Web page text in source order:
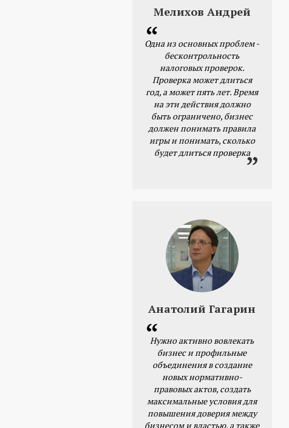
Мелихов Андрей
Одна из основных проблем -
бесконтрольность
налоговых проверок.
Проверка может длиться
год, а может пять лет. Время
на эти действия должно
быть ограничено, бизнес
должен понимать правила
игры и понимать, сколько
будет длиться проверка
Анатолий Гагарин
Нужно активно вовлекать
бизнес и профильные
объединения в создание
новых нормативно-
правовых актов, создать
максимальные условия для
повышения доверия между
бизнесом и властью, а также